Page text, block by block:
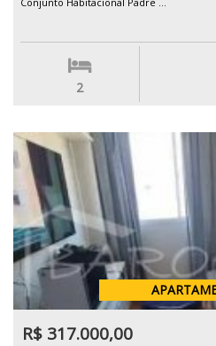
2
R$ 317.000,00